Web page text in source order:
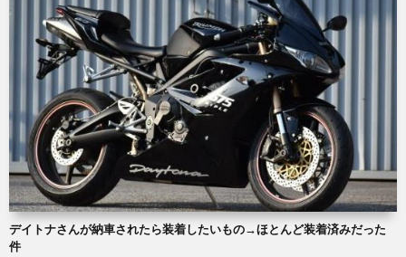
デイトナさんが納車されたら装着したいもの→ほとんど装着済みだった
件